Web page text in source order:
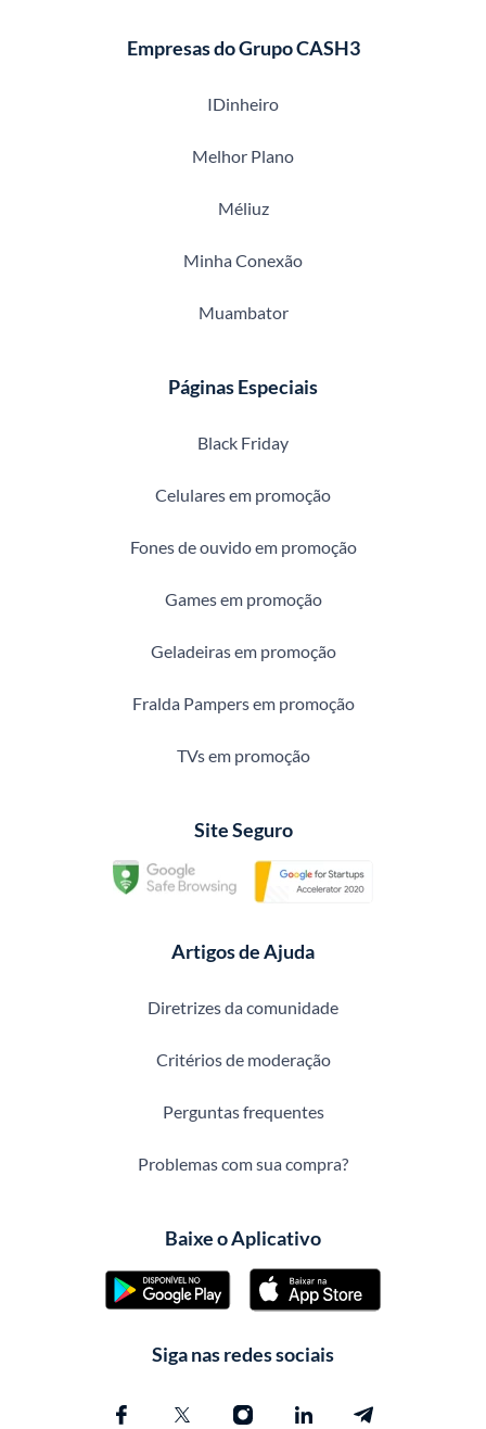
Empresas do Grupo CASH3
IDinheiro
Melhor Plano
Méliuz
Minha Conexão
Muambator
Páginas Especiais
Black Friday
Celulares em promoção
Fones de ouvido em promoção
Games em promoção
Geladeiras em promoção
Fralda Pampers em promoção
TVs em promoção
Site Seguro
Artigos de Ajuda
Diretrizes da comunidade
Critérios de moderação
Perguntas frequentes
Problemas com sua compra?
Baixe o Aplicativo
Siga nas redes sociais